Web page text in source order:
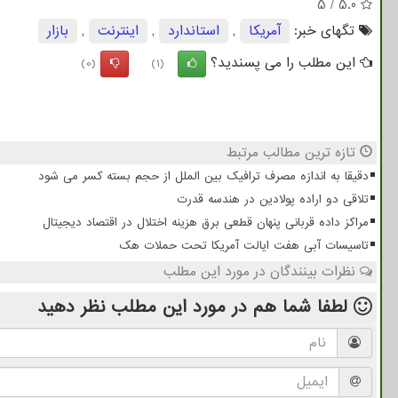
5.0
/
5
تگهای خبر:
آمریكا , استاندارد , اینترنت ,
بازار
این مطلب را می پسندید؟
(1)
(0)
تازه ترین مطالب مرتبط
دقیقا به اندازه مصرف ترافیک بین الملل از حجم بسته کسر می شود
تلاقی دو اراده پولادین در هندسه قدرت
مراکز داده قربانی پنهان قطعی برق هزینه اختلال در اقتصاد دیجیتال
تاسیسات آبی هفت ایالت آمریکا تحت حملات هک
نظرات بینندگان در مورد این مطلب
لطفا شما هم در مورد این مطلب نظر دهید